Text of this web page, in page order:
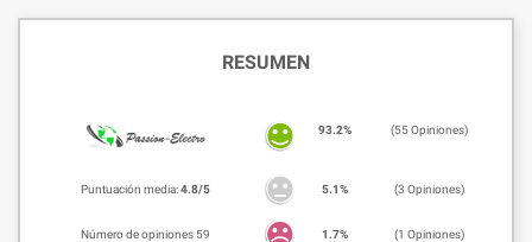
RESUMEN
93.2% (55 Opiniones)
Puntuación media:4.8/5 5.1% (3 Opiniones)
Número de opiniones 59 1.7% (1 Opiniones)